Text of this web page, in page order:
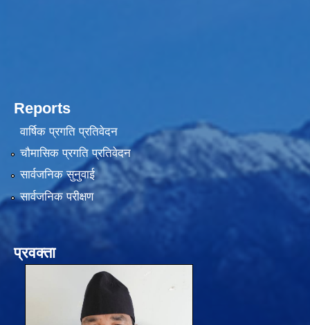
Reports
वार्षिक प्रगति प्रतिवेदन
चौमासिक प्रगति प्रतिवेदन
सार्वजनिक सुनुवाई
सार्वजनिक परीक्षण
प्रवक्ता